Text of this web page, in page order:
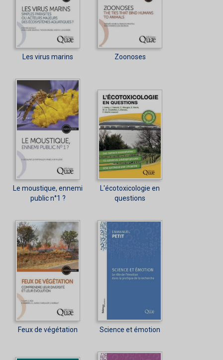
Les virus marins Zoonoses
Le moustique, ennemi
public n°1 ?
L'écotoxicologie en
questions
Feux de végétation Science et émotion